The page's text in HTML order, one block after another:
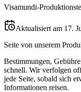
Visamundi-
Aktualisiert am 17.
Seite von unserem
Bestimmungen,
schnell. Wir verfolgen
jede Seite, sobald sich
Informationen reisen.